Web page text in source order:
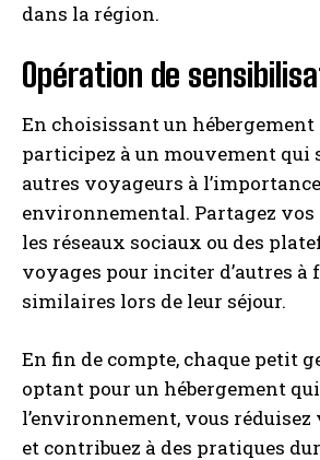
dans la région.
Opération de
En choisissant un hébergement
participez à un mouvement qui
autres voyageurs à
environnemental. Partagez vos
les réseaux sociaux ou des
voyages pour inciter d’autres à
similaires lors de leur séjour.
En fin de compte, chaque petit
optant pour un hébergement
l’environnement, vous
et contribuez à des pratiques